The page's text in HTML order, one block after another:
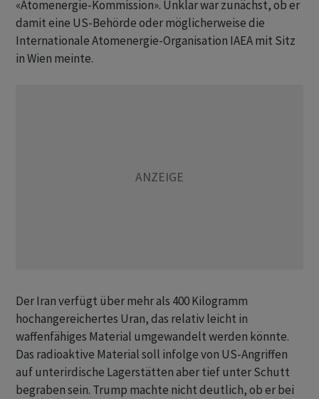
«Atomenergie-Kommission». Unklar war zunächst, ob er
damit eine US-Behörde oder möglicherweise die
Internationale Atomenergie-Organisation IAEA mit Sitz
in Wien meinte.
Der Iran verfügt über mehr als 400 Kilogramm
hochangereichertes Uran, das relativ leicht in
waffenfähiges Material umgewandelt werden könnte.
Das radioaktive Material soll infolge von US-Angriffen
auf unterirdische Lagerstätten aber tief unter Schutt
begraben sein. Trump machte nicht deutlich, ob er bei